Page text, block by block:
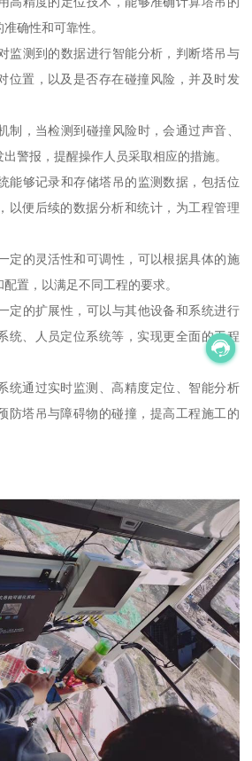
确性和可靠性。
监测到的数据进行智能分析，判断塔吊与
位置，以及是否存在碰撞风险，并及时发
制，当检测到碰撞风险时，会通过声音、
警报，提醒操作人员采取相应的措施。
能够记录和存储塔吊的监测数据，包括位
以便后续的数据分析和统计，为工程管理
定的灵活性和可调性，可以根据具体的施
置，以满足不同工程的要求。
定的扩展性，可以与其他设备和系统进行
统、人员定位系统等，实现更全面的工程
统通过实时监测、高精度定位、智能分析
防塔吊与障碍物的碰撞，提高工程施工的